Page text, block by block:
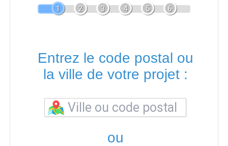
1 2 3 4 5 6
Entrez le code postal ou
la ville de votre projet :
ou